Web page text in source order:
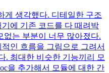
게 생각했다. 디테일한 구조
에 기존 코드를 다 때려박
없는 부분이 너무 많아졌다.
인 흐름을 그림으로 그려서
. 최대한 비슷한 기능끼리 모
을 추가해서 모듈에 대한 간